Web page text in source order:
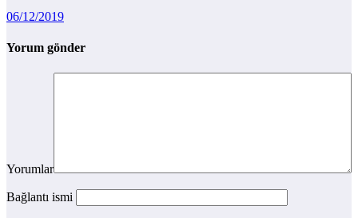
06/12/2019
Yorum gönder
Yorumlar
Bağlantı ismi